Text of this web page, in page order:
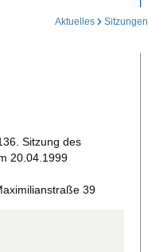
Aktuelles Sitzungen
Sitzung des
20.04.1999
39